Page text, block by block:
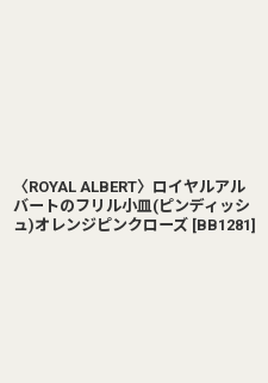
〈ROYAL ALBERT〉ロイヤルアル
バートのフリル小皿(ピンディッシ
ュ)オレンジピンクローズ [BB1281]